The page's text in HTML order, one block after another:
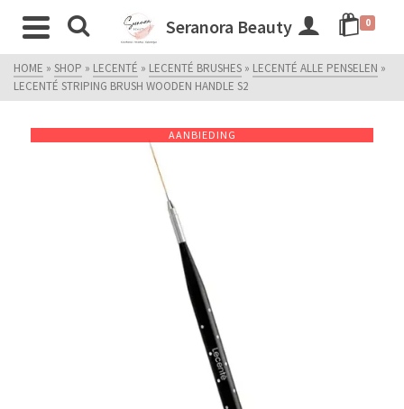
Seranora Beauty 0
HOME » SHOP » LECENTÉ » LECENTÉ BRUSHES » LECENTÉ ALLE PENSELEN »
LECENTÉ STRIPING BRUSH WOODEN HANDLE S2
AANBIEDING